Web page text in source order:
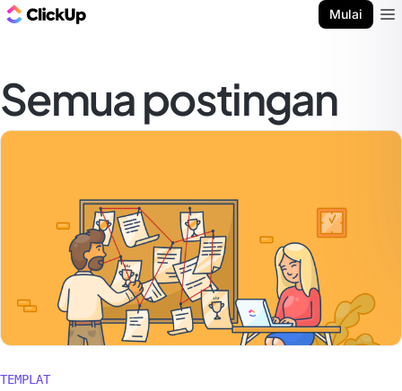
Mulai
Semua postingan
TEMPLAT